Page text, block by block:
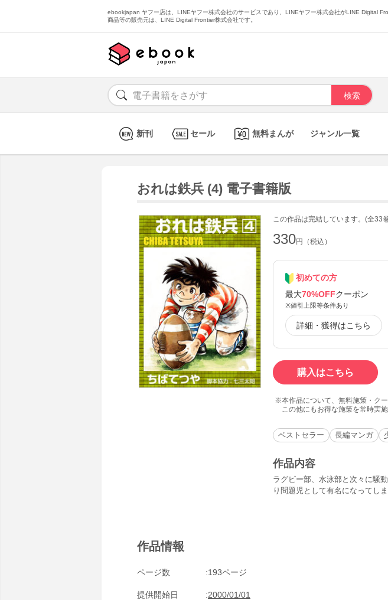
ebookjapan ヤフー店は、LINEヤフー株式会社のサービスであり、LINEヤフー株式会社がLINE Digital
商品等の販売元は、LINE Digital Frontier株式会社です。
新刊 セール 無料まんが ジャンル一覧
おれは鉄兵 (4) 電子書籍版
この作品は完結しています。(全33
330円（税込）
初めての方
最大70%OFFクーポン
※値引上限等条件あり
詳細・獲得はこちら
購入はこちら
本作品について、無料施策・ク
この他にもお得な施策を常時実
ベストセラー 長編マンガ
作品内容
ラグビー部、水泳部と次々に騒
り問題児として有名になってし
作品情報
ページ数 193ページ
提供開始日 2000/01/01